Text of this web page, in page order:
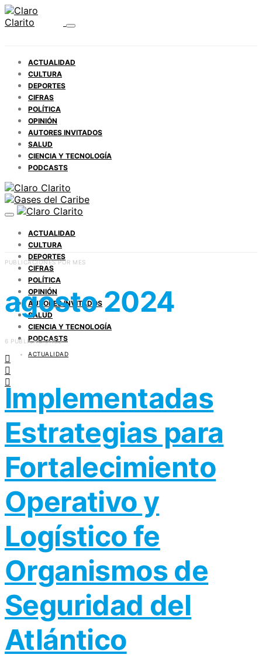
ACTUALIDAD
CULTURA
DEPORTES
CIFRAS
POLÍTICA
OPINIÓN
AUTORES INVITADOS
SALUD
CIENCIA Y TECNOLOGÍA
PODCASTS
ACTUALIDAD
CULTURA
DEPORTES
CIFRAS
POLÍTICA
OPINIÓN
AUTORES INVITADOS
SALUD
CIENCIA Y TECNOLOGÍA
PODCASTS
PUBLICACIONES POR MES
agosto 2024
6 PUBLICACIONES
ACTUALIDAD
Implementadas
Estrategias para
Fortalecimiento
Operativo y
Logístico fe
Organismos de
Seguridad del
Atlántico